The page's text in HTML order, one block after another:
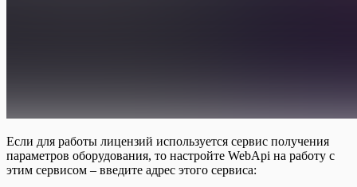
Если для работы лицензий используется сервис получения
параметров оборудования, то настройте WebApi на работу с
этим сервисом – введите адрес этого сервиса: